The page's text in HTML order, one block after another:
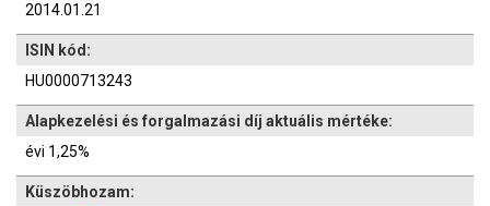
2014.01.21
ISIN kód:
HU0000713243
Alapkezelési és forgalmazási díj aktuális mértéke:
évi 1,25%
Küszöbhozam: